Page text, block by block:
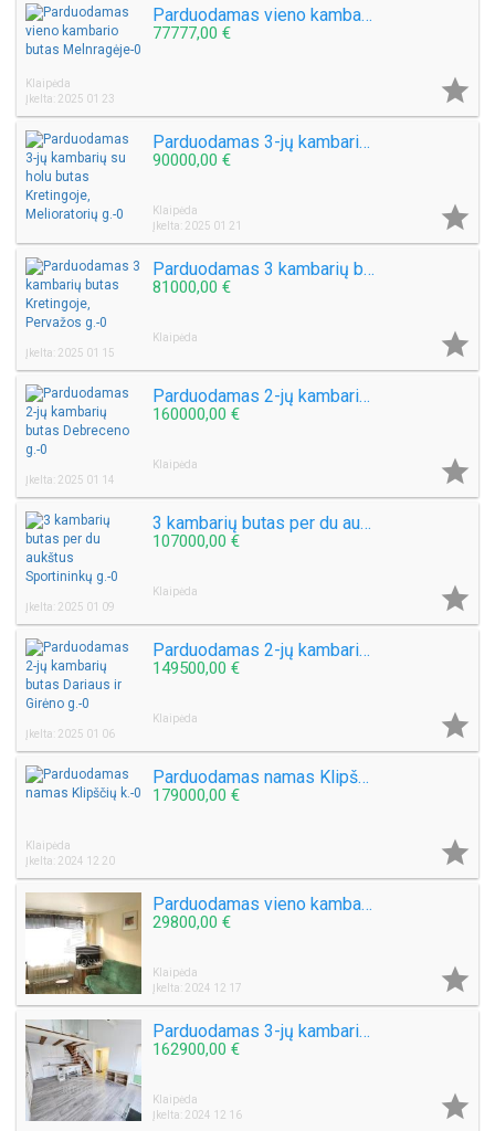
Parduodamas vieno kambario butas Melnragėje
77777,00 €
Klaipėda
Įkelta: 2025 01 23

Parduodamas 3-jų kambarių su holu butas Kretingoje, Melioratorių g.
90000,00 €
Klaipėda
Įkelta: 2025 01 21

Parduodamas 3 kambarių butas Kretingoje, Pervažos g.
81000,00 €
Klaipėda
Įkelta: 2025 01 15

Parduodamas 2-jų kambarių butas Debreceno g.
160000,00 €
Klaipėda
Įkelta: 2025 01 14

3 kambarių butas per du aukštus Sportininkų g.
107000,00 €
Klaipėda
Įkelta: 2025 01 09

Parduodamas 2-jų kambarių butas Dariaus ir Girėno g.
149500,00 €
Klaipėda
Įkelta: 2025 01 06

Parduodamas namas Klipščių k.
179000,00 €
Klaipėda
Įkelta: 2024 12 20

Parduodamas vieno kambario butas Sulupės g.
29800,00 €
Klaipėda
Įkelta: 2024 12 17

Parduodamas 3-jų kambarių butas Tauralaukyje
162900,00 €
Klaipėda
Įkelta: 2024 12 16
